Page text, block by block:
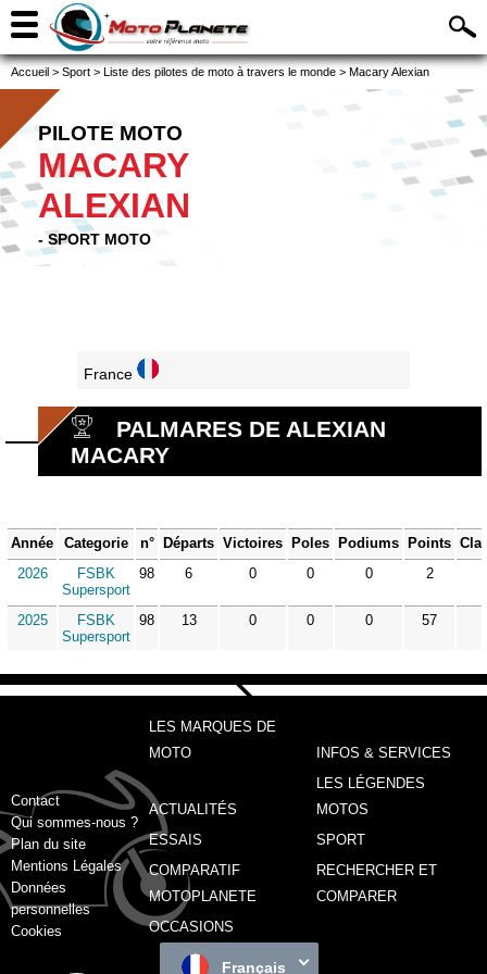
Accueil > Sport > Liste des pilotes de moto à travers le monde > Macary Alexian
PILOTE MOTO
MACARY
ALEXIAN
- SPORT MOTO
France
PALMARES DE ALEXIAN
MACARY
Année Categorie n° Départs Victoires Poles Podiums Points
2026
FSBK
Supersport
98 6 0 0 0 2
2025
FSBK
Supersport
98 13 0 0 0 57
Contact
Qui sommes-nous ?
Plan du site
Mentions Légales
Données
personnelles
Cookies
LES MARQUES DE
MOTO
INFOS & SERVICES
ACTUALITÉS
LES LÉGENDES
MOTOS
ESSAIS
SPORT
COMPARATIF
MOTOPLANETE
RECHERCHER ET
COMPARER
OCCASIONS
Français